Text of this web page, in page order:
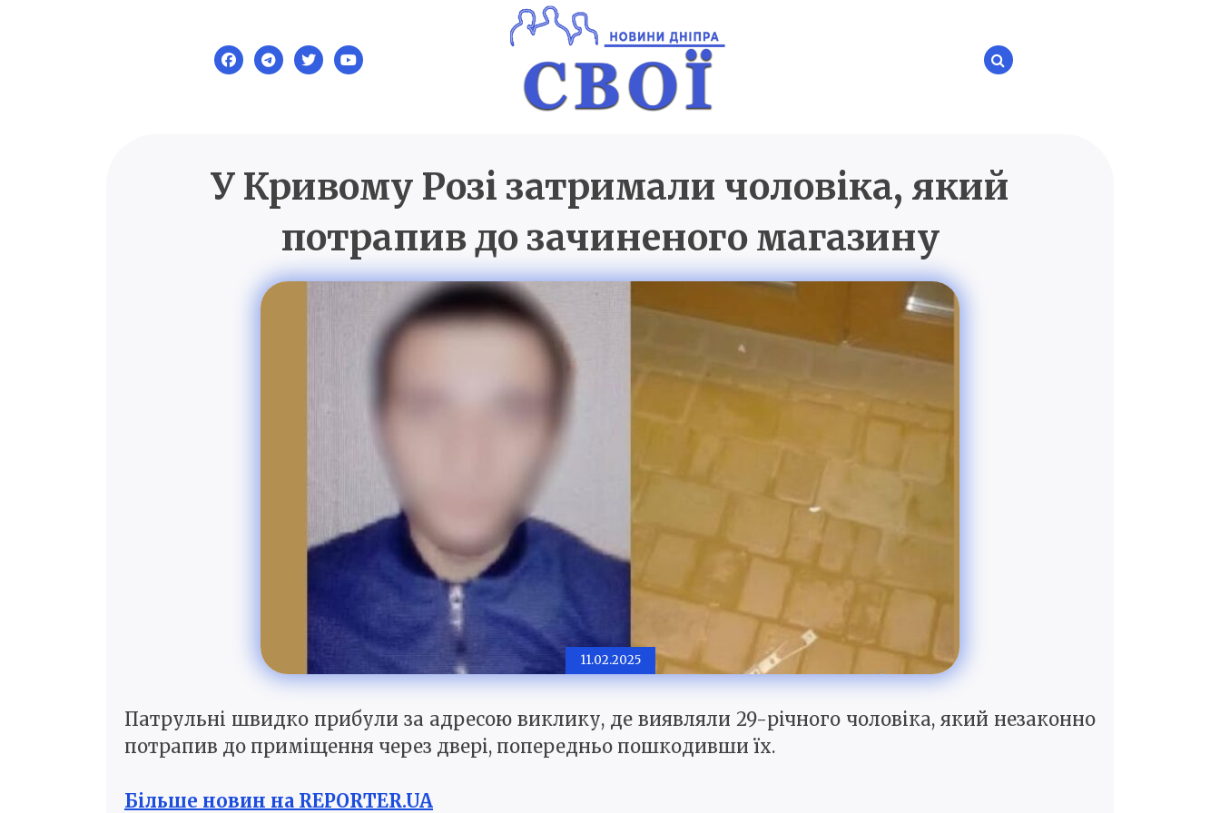
SVOI.DP.UA
Новини Дніпра
У Кривому Розі затримали чоловіка, який
потрапив до зачиненого магазину
11.02.2025
Патрульні швидко прибули за адресою виклику, де виявляли 29-річного чоловіка, який незаконно
потрапив до приміщення через двері, попередньо пошкодивши їх.
Більше новин на REPORTER.UA